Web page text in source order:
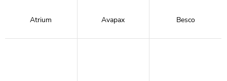
Atrium Avapax Besco